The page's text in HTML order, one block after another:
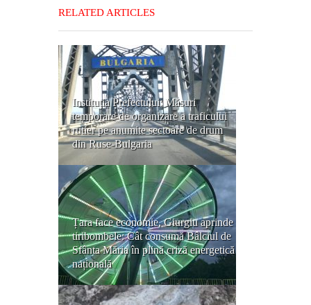
RELATED ARTICLES
Instituția Prefectului: Măsuri
temporare de organizare a traficului
rutier pe anumite sectoare de drum
din Ruse-Bulgaria
Țara face economie, Giurgiu aprinde
tiribombele: Cât consumă Bâlciul de
Sfânta Măria în plină criză energetică
națională